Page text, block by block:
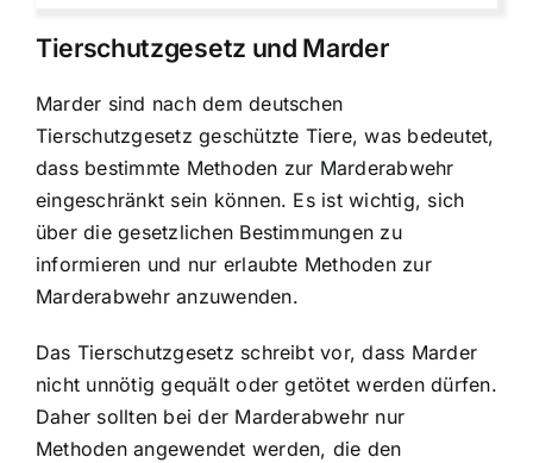
Tierschutzgesetz und Marder
Marder sind nach dem deutschen
Tierschutzgesetz geschützte Tiere, was bedeutet,
dass bestimmte Methoden zur Marderabwehr
eingeschränkt sein können. Es ist wichtig, sich
über die gesetzlichen Bestimmungen zu
informieren und nur erlaubte Methoden zur
Marderabwehr anzuwenden.
Das Tierschutzgesetz schreibt vor, dass Marder
nicht unnötig gequält oder getötet werden dürfen.
Daher sollten bei der Marderabwehr nur
Methoden angewendet werden, die den